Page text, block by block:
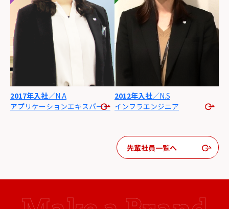
2017年入社／N.A
アプリケーションエキスパート
2012年入社／N.S
インフラエンジニア
先輩社員一覧へ